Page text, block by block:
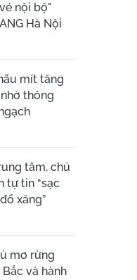
nội bộ"
Hà Nội
mít tăng
thông
tâm, chủ
tự tin “sạc
xăng”
mơ rừng
và hành